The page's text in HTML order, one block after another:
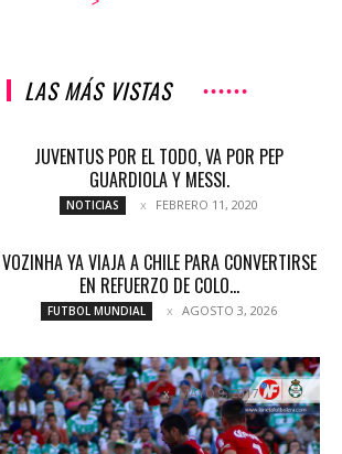
LAS MÁS VISTAS
JUVENTUS POR EL TODO, VA POR PEP
GUARDIOLA Y MESSI.
NOTICIAS FEBRERO 11, 2020
VOZINHA YA VIAJA A CHILE PARA CONVERTIRSE
EN REFUERZO DE COLO...
FUTBOL MUNDIAL AGOSTO 3, 2026
ENSAYO DE LIGUILLA ENTRE SANTOS Y DIABLOS
COLUMNETAS MAYO 9, 2017